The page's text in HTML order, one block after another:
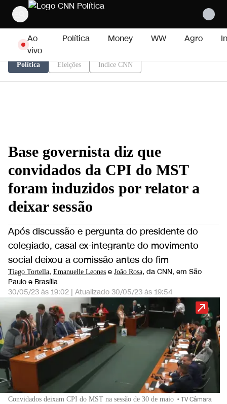
Pular para o conteúdo
Ao
vivo
Política Money WW Agro
Política Eleições Índice CNN
Base governista diz que
convidados da CPI do MST
foram induzidos por relator a
deixar sessão
Após discussão e pergunta do presidente do
colegiado, casal ex-integrante do movimento
social deixou a comissão antes do fim
Tiago Tortella, Emanuelle Leones e João Rosa, da CNN, em São
Paulo e Brasília
30/05/23 às 19:02 | Atualizado 30/05/23 às 19:54
Convidados deixam CPI do MST na sessão de 30 de maio •TV Câmara